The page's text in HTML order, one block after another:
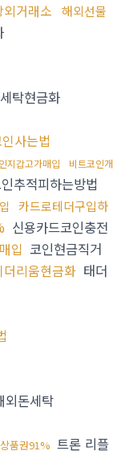
외거래소
해외선물
탁현금화
사는법
지갑고가매입
비트코인개
추적피하는방법
카드로테더구입하
신용카드코인충전
입 코인현금직거
더리움현금화 태더
외돈세탁
품권91% 트론 리플